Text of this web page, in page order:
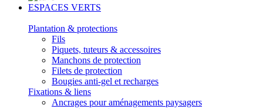
ESPACES VERTS
Plantation & protections
Fils
Piquets, tuteurs & accessoires
Manchons de protection
Filets de protection
Bougies anti-gel et recharges
Fixations & liens
Ancrages pour aménagements paysagers